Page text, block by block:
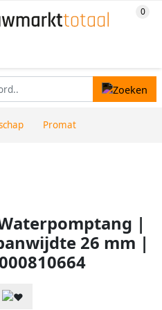
Promat
|
26 mm |